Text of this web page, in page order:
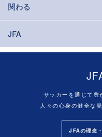
関わる
JFA
サッカーを通じて豊
人々の心身の健全な
JFAの理念